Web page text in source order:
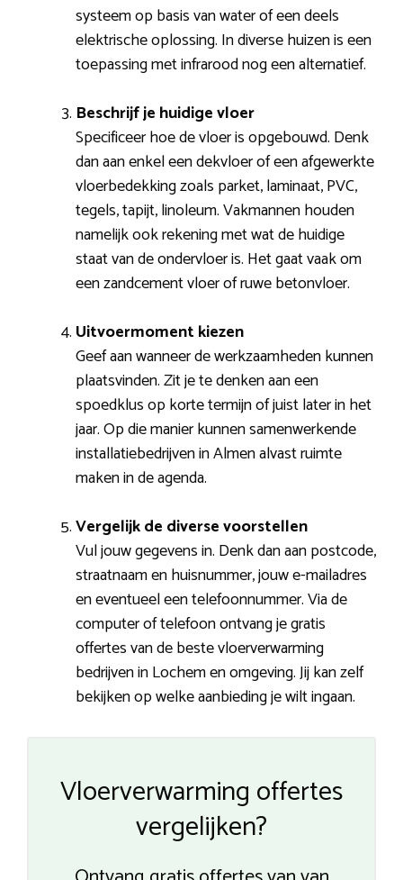
systeem op basis van water of een deels
elektrische oplossing. In diverse huizen is een
toepassing met infrarood nog een alternatief.
Beschrijf je huidige vloer
Specificeer hoe de vloer is opgebouwd. Denk
dan aan enkel een dekvloer of een afgewerkte
vloerbedekking zoals parket, laminaat, PVC,
tegels, tapijt, linoleum. Vakmannen houden
namelijk ook rekening met wat de huidige
staat van de ondervloer is. Het gaat vaak om
een zandcement vloer of ruwe betonvloer.
Uitvoermoment kiezen
Geef aan wanneer de werkzaamheden kunnen
plaatsvinden. Zit je te denken aan een
spoedklus op korte termijn of juist later in het
jaar. Op die manier kunnen samenwerkende
installatiebedrijven in Almen alvast ruimte
maken in de agenda.
Vergelijk de diverse voorstellen
Vul jouw gegevens in. Denk dan aan postcode,
straatnaam en huisnummer, jouw e-mailadres
en eventueel een telefoonnummer. Via de
computer of telefoon ontvang je gratis
offertes van de beste vloerverwarming
bedrijven in Lochem en omgeving. Jij kan zelf
bekijken op welke aanbieding je wilt ingaan.
Vloerverwarming offertes
vergelijken?